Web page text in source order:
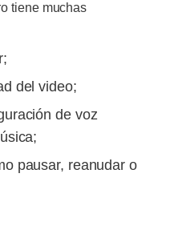
tiene muchas
del video;
de voz
pausar, reanudar o